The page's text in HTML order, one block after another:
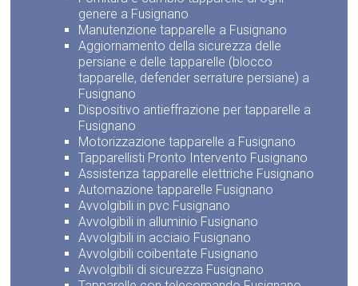
genere a Fusignano
Manutenzione tapparelle a Fusignano
Aggiornamento della sicurezza delle
persiane e delle tapparelle (blocco
tapparelle, defender serrature persiane) a
Fusignano
Dispositivo antieffrazione per tapparelle a
Fusignano
Motorizzazione tapparelle a Fusignano
Tapparellisti Pronto Intervento Fusignano
Assistenza tapparelle elettriche Fusignano
Automazione tapparelle Fusignano
Avvolgibili in pvc Fusignano
Avvolgibili in alluminio Fusignano
Avvolgibili in acciaio Fusignano
Avvolgibili coibentate Fusignano
Avvolgibili di sicurezza Fusignano